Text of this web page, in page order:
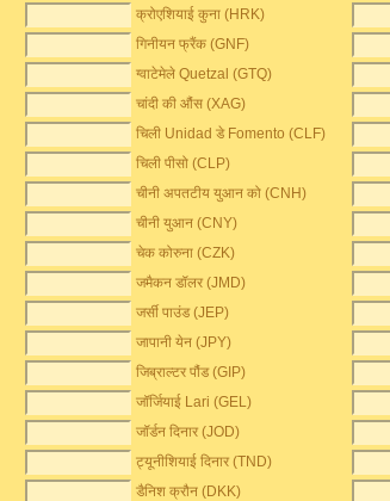
क्रोएशियाई कुना (HRK)
गिनीयन फ्रैंक (GNF)
ग्वाटेमेले Quetzal (GTQ)
चांदी की औंस (XAG)
चिली Unidad डे Fomento (CLF)
चिली पीसो (CLP)
चीनी अपतटीय युआन को (CNH)
चीनी युआन (CNY)
चेक कोरुना (CZK)
जमैकन डॉलर (JMD)
जर्सी पाउंड (JEP)
जापानी येन (JPY)
जिब्राल्टर पौंड (GIP)
जॉर्जियाई Lari (GEL)
जॉर्डन दिनार (JOD)
ट्यूनीशियाई दिनार (TND)
डैनिश क्रौन (DKK)